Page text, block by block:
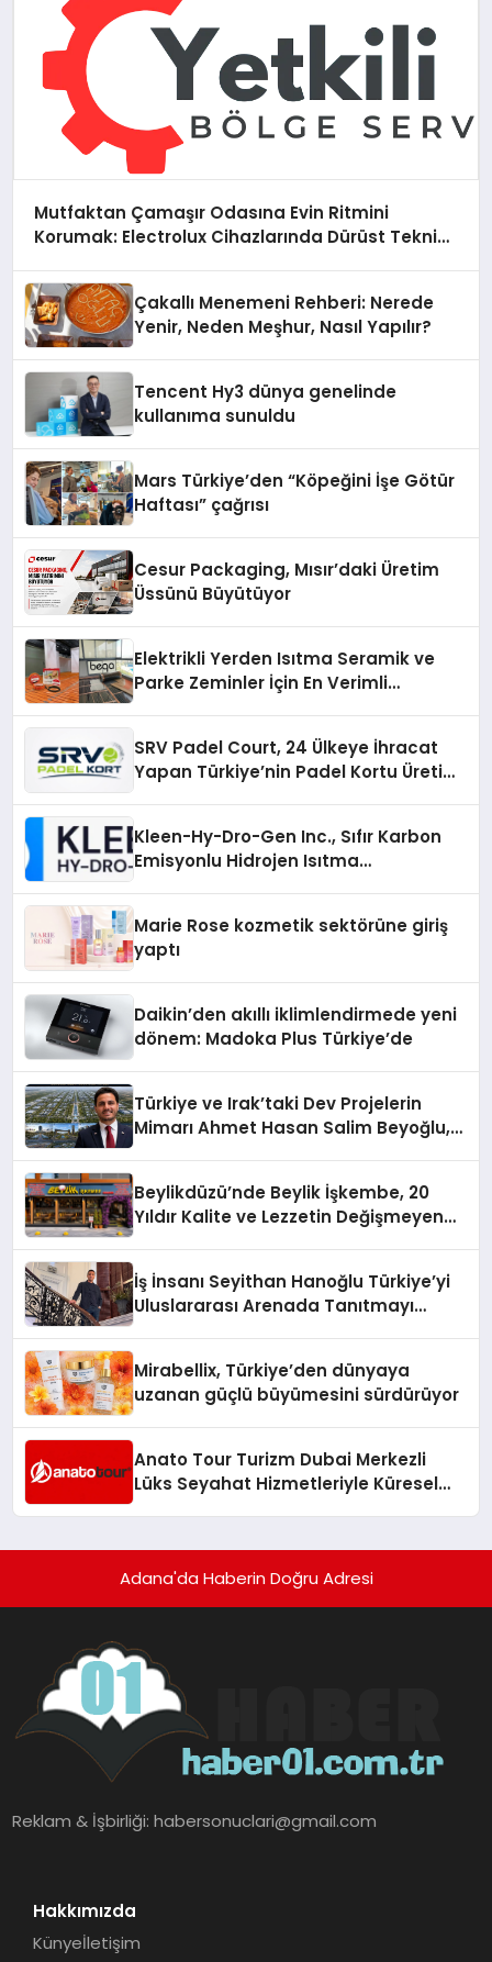
Mutfaktan Çamaşır Odasına Evin Ritmini
Korumak: Electrolux Cihazlarında Dürüst Teknik
Çakallı Menemeni Rehberi: Nerede
Yenir, Neden Meşhur, Nasıl Yapılır?
Tencent Hy3 dünya genelinde
kullanıma sunuldu
Mars Türkiye’den “Köpeğini İşe Götür
Haftası” çağrısı
Cesur Packaging, Mısır’daki Üretim
Üssünü Büyütüyor
Elektrikli Yerden Isıtma Seramik ve
Parke Zeminler İçin En Verimli
SRV Padel Court, 24 Ülkeye İhracat
Yapan Türkiye’nin Padel Kortu Üretim
Kleen-Hy-Dro-Gen Inc., Sıfır Karbon
Emisyonlu Hidrojen Isıtma
Marie Rose kozmetik sektörüne giriş
yaptı
Daikin’den akıllı iklimlendirmede yeni
dönem: Madoka Plus Türkiye’de
Türkiye ve Irak’taki Dev Projelerin
Mimarı Ahmet Hasan Salim Beyoğlu,
Hayata Geçirecek
Beylikdüzü’nde Beylik İşkembe, 20
Yıldır Kalite ve Lezzetin Değişmeyen
İş İnsanı Seyithan Hanoğlu Türkiye’yi
Uluslararası Arenada Tanıtmayı
Mirabellix, Türkiye’den dünyaya
uzanan güçlü büyümesini sürdürüyor
Anato Tour Turizm Dubai Merkezli
Lüks Seyahat Hizmetleriyle Küresel
Adana'da Haberin Doğru Adresi
Reklam & İşbirliği:habersonuclari@gmail.com
Hakkımızda
Künyeİletişim